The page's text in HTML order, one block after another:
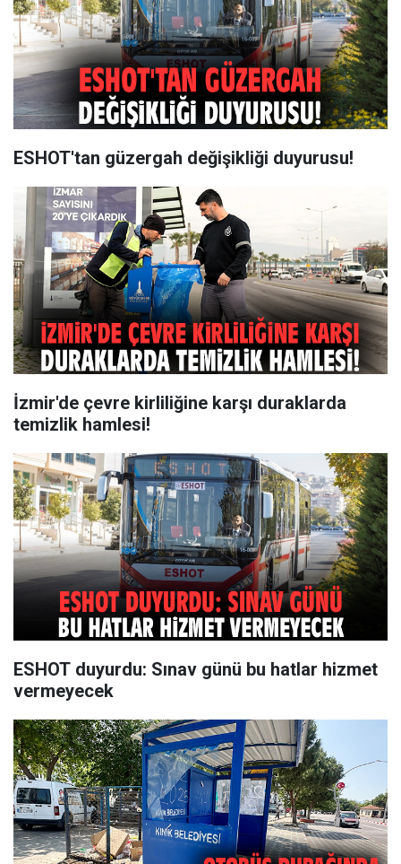
ESHOT'tan güzergah değişikliği duyurusu!
İzmir'de çevre kirliliğine karşı duraklarda
temizlik hamlesi!
ESHOT duyurdu: Sınav günü bu hatlar hizmet
vermeyecek